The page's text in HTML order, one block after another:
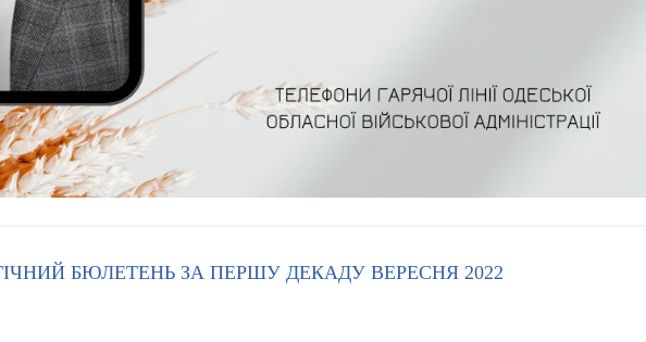
БЮЛЕТЕНЬ ЗА ПЕРШУ ДЕКАДУ ВЕРЕСНЯ 2022